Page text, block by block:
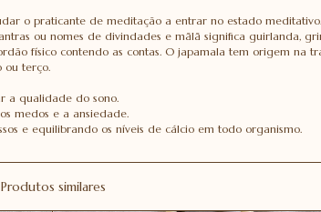
o praticante de meditação a entrar no estado
ou nomes de divindades e mālā significa guirlanda,
físico contendo as contas. O japamala tem origem na
ou terço.
a qualidade do sono.
medos e a ansiedade.
e equilibrando os níveis de cálcio em todo organismo.
Produtos similares